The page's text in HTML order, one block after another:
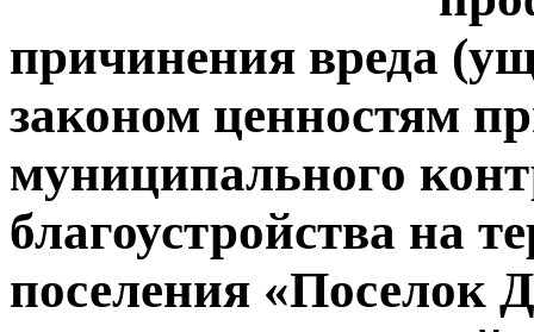
причинения вреда
законом ценностям
муниципального
благоустройства на
поселения «Поселок